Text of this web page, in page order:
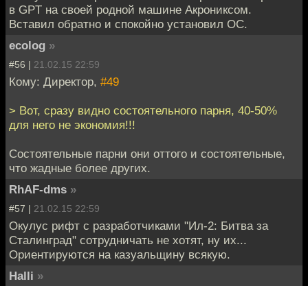
в GPT на своей родной машине Акрониксом.
Вставил обратно и спокойно установил ОС.
ecolog »
#56 | 21.02.15 22:59
Кому: Директор, #49
> Вот, сразу видно состоятельного парня, 40-50%
для него не экономия!!!
Состоятельные парни они оттого и состоятельные,
что жадные более других.
RhAF-dms »
#57 | 21.02.15 22:59
Окулус рифт с разработчиками "Ил-2: Битва за
Сталинград" сотрудничать не хотят, ну их...
Ориентируются на казуальщину всякую.
Halli »